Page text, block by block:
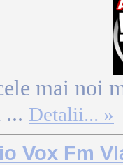
mai noi
... Detalii... »
Vox Fm